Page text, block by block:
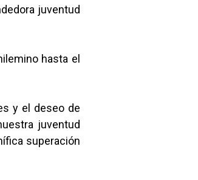
juventud
hasta el
y el deseo de
juventud
superación